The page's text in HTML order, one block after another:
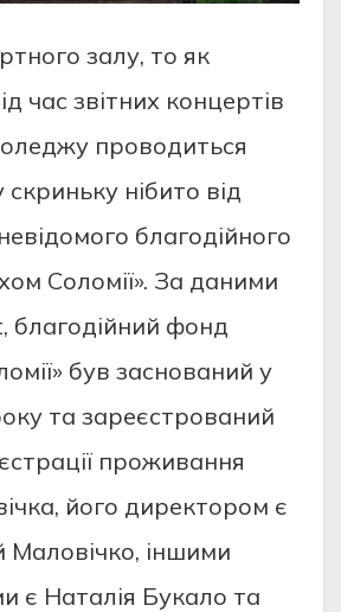
залу, то як
час звітних концертів
проводиться
скриньку нібито від
благодійного
Соломії». За даними
благодійний фонд
був заснований у
та зареєстрований
проживання
його директором є
Маловічко, іншими
є Наталія Букало та